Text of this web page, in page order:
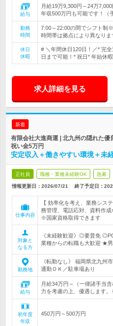
給与
月給19万9,300円～24万
年収500万円も可能です！（
勤務
時間
7:00～22:00の間でシフト制
時間帯は拠点により異なりま
休日
休暇
# ＼年間休日120日！／* 完
日まで可能！* 祝日* 年始休
求人詳細を見る
新着
有限会社大進商運 | 北九州の隠れた
祝い金5万円
安定収入＋働きやすい環境＋未
正社員 職種・業種未経験OK 急募
情報更新日：2026/07/21 終了予定日：
仕事内容
【 効率化を考え、業務シス
務管理、電話応対、資料作
※国家資格取得できます
対象と
なる方
《未経験歓迎》◎要普免
業種からの転職も大歓迎 ★
勤務地
《転勤なし》 福岡県北九州
通勤ＯＫ／駐車場あり
給与
月給34万円～（一律諸手
力を考慮の上、優遇します
初年度
年収
450万円～500万円